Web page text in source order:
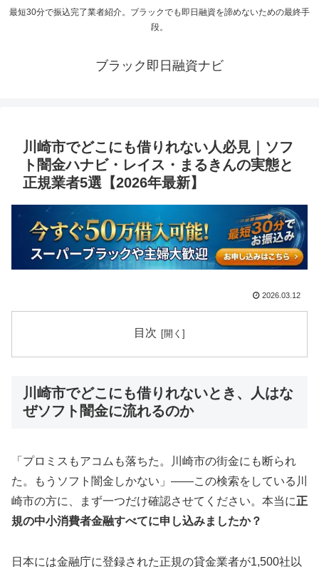
最短30分で振込完了業者紹介。ブラックでも即日融資を諦めないための最終手
段。
ブラック即日融資ナビ
川崎市でどこにも借りれない人必見｜ソフ
ト闇金ハナビ・レイス・まるきんの実態と
正規業者5選【2026年最新】
2026.03.12
目次
川崎市でどこにも借りれないとき、人はな
ぜソフト闇金に流れるのか
「プロミスもアコムも落ちた。川崎市の街金にも断られ
た。もうソフト闇金しかない」——この検索をしている川
崎市の方に、まず一つだけ確認させてください。本当に正
規の中小消費者金融すべてに申し込みましたか？
日本には金融庁に登録された正規の貸金業者が1,500社以